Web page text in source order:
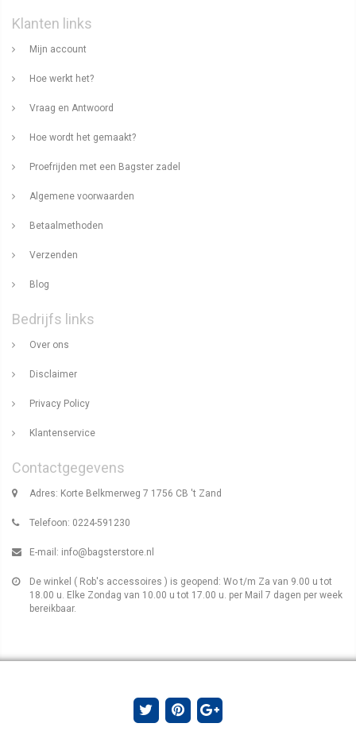
Klanten links
Mijn account
Hoe werkt het?
Vraag en Antwoord
Hoe wordt het gemaakt?
Proefrijden met een Bagster zadel
Algemene voorwaarden
Betaalmethoden
Verzenden
Blog
Bedrijfs links
Over ons
Disclaimer
Privacy Policy
Klantenservice
Contactgegevens
Adres: Korte Belkmerweg 7 1756 CB 't Zand
Telefoon: 0224-591230
E-mail: info@bagsterstore.nl
De winkel ( Rob's accessoires ) is geopend: Wo t/m Za van 9.00 u tot
18.00 u. Elke Zondag van 10.00 u tot 17.00 u. per Mail 7 dagen per week
bereikbaar.